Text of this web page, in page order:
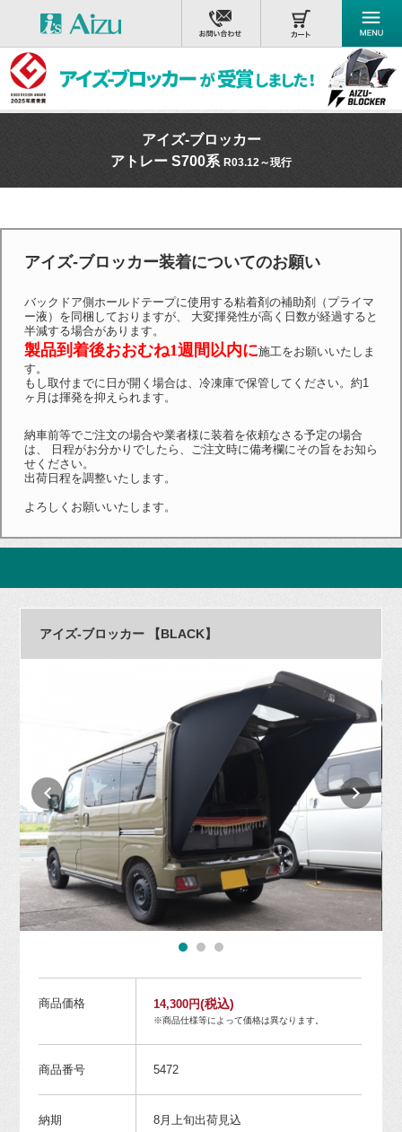
アイズ-ブロッカー
アトレー S700系 R03.12～現行
アイズ-ブロッカー装着についてのお願い
バックドア側ホールドテープに使用する粘着剤の補助剤（プライマ
ー液）を同梱しておりますが、 大変揮発性が高く日数が経過すると
半減する場合があります。
製品到着後おおむね1週間以内に施工をお願いいたしま
す。
もし取付までに日が開く場合は、冷凍庫で保管してください。約1
ヶ月は揮発を抑えられます。
納車前等でご注文の場合や業者様に装着を依頼なさる予定の場合
は、 日程がお分かりでしたら、ご注文時に備考欄にその旨をお知ら
せください。
出荷日程を調整いたします。
よろしくお願いいたします。
アイズ-ブロッカー 【BLACK】
商品価格 14,300円(税込)
※商品仕様等によって価格は異なります。
商品番号 5472
納期 8月上旬出荷見込